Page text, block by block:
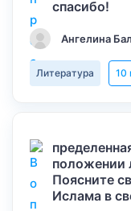
спасибо!
Ангелина
Литература 10
положении
Поясните
Ислама в